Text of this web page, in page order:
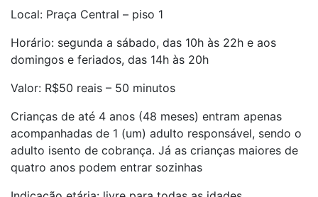
Local: Praça Central – piso 1
Horário: segunda a sábado, das 10h às 22h e aos
domingos e feriados, das 14h às 20h
Valor: R$50 reais – 50 minutos
Crianças de até 4 anos (48 meses) entram apenas
acompanhadas de 1 (um) adulto responsável, sendo o
adulto isento de cobrança. Já as crianças maiores de
quatro anos podem entrar sozinhas